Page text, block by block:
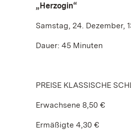
„Herzogin“
Samstag, 24. Dezember,
Dauer: 45 Minuten
PREISE KLASSISCHE
Erwachsene 8,50 €
Ermäßigte 4,30 €